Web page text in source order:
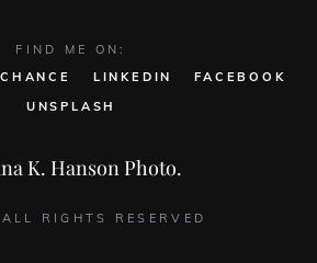
K. Hanson Photo.
RIGHTS RESERVED
FIND ME ON:
LINKEDIN
FACEBOOK
UNSPLASH